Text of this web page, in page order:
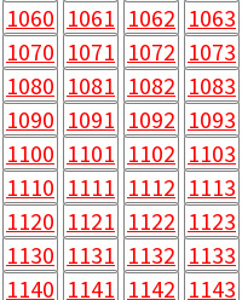
1060 1061 1062 1063
1070 1071 1072 1073
1080 1081 1082 1083
1090 1091 1092 1093
1100 1101 1102 1103
1110 1111 1112 1113
1120 1121 1122 1123
1130 1131 1132 1133
1140 1141 1142 1143